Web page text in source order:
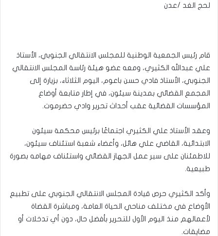
لحج الغد /عدن
قام رئيس الجمعية الوطنية للمجلس الانتقالي الجنوبي، الأستاذ
علي عبدالله الكثيري، ومعه عضو هيئة رئاسة المجلس الانتقالي
الجنوبي، الأستاذ فادي حسن باعوم، اليوم الثلاثاء، بزيارة إلى
المجمع القضائي بمدينة سيئون، في إطار متابعة أوضاع
المؤسسات القضائية عقب أحداث تحرير وادي حضرموت.
وعقد الأستاذ علي الكثيري اجتماعًا برئيس محكمة سيئون
الابتدائية، القاضي علي هائل، وأعضاء شعبة استئناف سيئون،
للاطمئنان على سير عمل الجهاز القضائي واستئناف مهامه بصورة
طبيعية.
وأكد الكثيري حرص قيادة المجلس الانتقالي الجنوبي على تطبيع
الأوضاع في مختلف مناحي الحياة العامة، ومباشرة القضاة
لأعمالهم منذ اليوم الأول للتحرير بأفضل حال، دون أي تدخلات أو
مضايقات.